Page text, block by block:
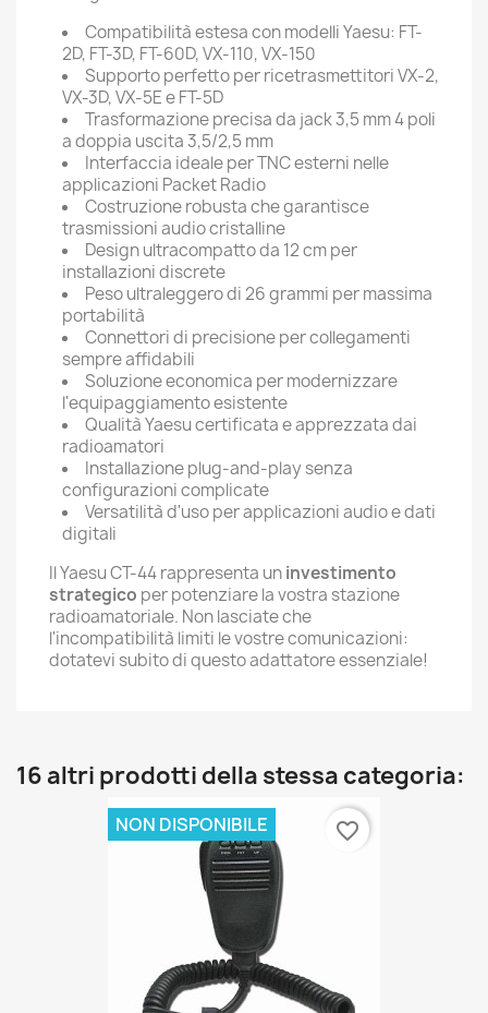
Compatibilità estesa con modelli Yaesu: FT-
2D, FT-3D, FT-60D, VX-110, VX-150
Supporto perfetto per ricetrasmettitori VX-2,
VX-3D, VX-5E e FT-5D
Trasformazione precisa da jack 3,5 mm 4 poli
a doppia uscita 3,5/2,5 mm
Interfaccia ideale per TNC esterni nelle
applicazioni Packet Radio
Costruzione robusta che garantisce
trasmissioni audio cristalline
Design ultracompatto da 12 cm per
installazioni discrete
Peso ultraleggero di 26 grammi per massima
portabilità
Connettori di precisione per collegamenti
sempre affidabili
Soluzione economica per modernizzare
l'equipaggiamento esistente
Qualità Yaesu certificata e apprezzata dai
radioamatori
Installazione plug-and-play senza
configurazioni complicate
Versatilità d'uso per applicazioni audio e dati
digitali
Il Yaesu CT-44 rappresenta uninvestimento
strategico per potenziare la vostra stazione
radioamatoriale. Non lasciate che
l'incompatibilità limiti le vostre comunicazioni:
dotatevi subito di questo adattatore essenziale!
16 altri prodotti della stessa categoria:
NON DISPONIBILE favorite_border